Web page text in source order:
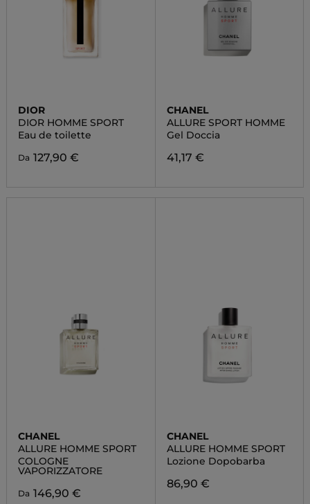
DIOR
DIOR HOMME SPORT
Eau de toilette
Da 127,90 €
CHANEL
ALLURE SPORT HOMME
Gel Doccia
41,17 €
CHANEL
ALLURE HOMME SPORT
COLOGNE
VAPORIZZATORE
Da 146,90 €
CHANEL
ALLURE HOMME SPORT
Lozione Dopobarba
86,90 €